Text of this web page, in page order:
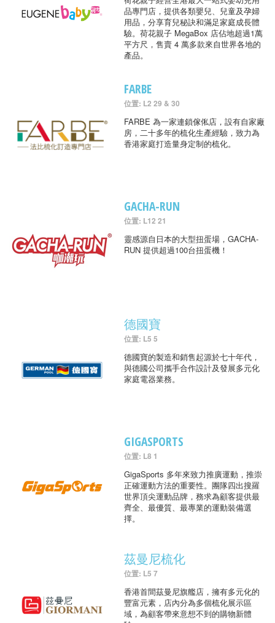
品專門店，提供各類嬰兒、兒童及孕婦
用品，分享育兒秘訣和滿足家庭成長體
驗。荷花親子 MegaBox 店佔地超過1萬
平方尺，售賣 4 萬多款來自世界各地的
產品。
FARBE
位置: L2 29 & 30
FARBE 為一家連鎖傢俬店，設有自家廠
房，二十多年的梳化生產經驗，致力為
香港家庭打造量身定制的梳化。
GACHA-RUN
位置: L12 21
靈感源自日本的大型扭蛋場，GACHA-
RUN 提供超過100台扭蛋機！
德國寶
位置: L5 5
德國寶的製造和銷售起源於七十年代，
與德國公司攜手合作設計及發展多元化
家庭電器業務。
GIGASPORTS
位置: L8 1
GigaSports 多年來致力推廣運動，推崇
正確運動方法的重要性。團隊四出搜羅
世界頂尖運動品牌，務求為顧客提供最
齊全、最優質、最專業的運動裝備選
擇。
茲曼尼梳化
位置: L5 7
香港首間茲曼尼旗艦店，擁有多元化的
豐富元素，店內分為多個梳化展示區
域，為顧客帶來意想不到的購物新體